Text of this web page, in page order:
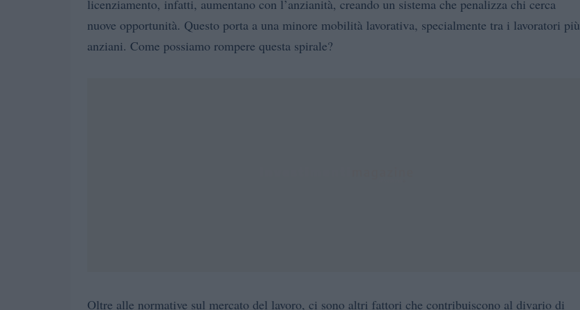
licenziamento, infatti, aumentano con l’anzianità, creando un sistema che penalizza chi cerca
nuove opportunità. Questo porta a una minore mobilità lavorativa, specialmente tra i lavoratori più
anziani. Come possiamo rompere questa spirale?
Oltre alle normative sul mercato del lavoro, ci sono altri fattori che contribuiscono al divario di